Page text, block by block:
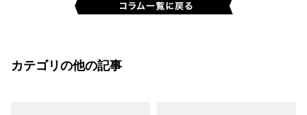
カテゴリの他の記事